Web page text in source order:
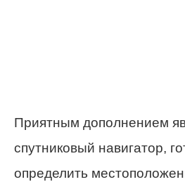
Приятным дополнением
спутниковый навигатор,
определить